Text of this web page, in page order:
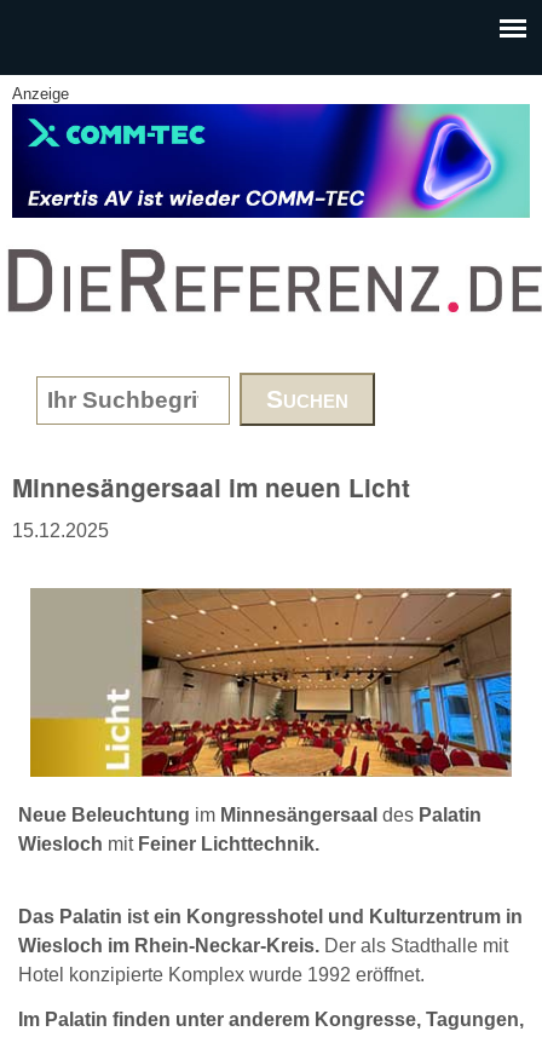
Anzeige
www.DieReferenz.de
Search form
Minnesängersaal im neuen Licht
15.12.2025
Neue Beleuchtung im Minnesängersaal des Palatin
Wiesloch mitFeiner Lichttechnik.
Das Palatin ist ein Kongresshotel und Kulturzentrum in
Wiesloch im Rhein-Neckar-Kreis. Der als Stadthalle mit
Hotel konzipierte Komplex wurde 1992 eröffnet.
Im Palatin finden unter anderem Kongresse, Tagungen,